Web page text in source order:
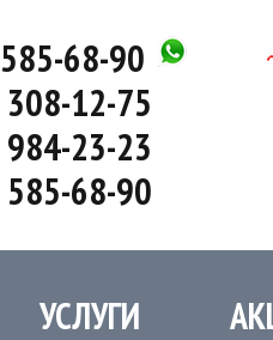
585-68-90
308-12-75
984-23-23
585-68-90
УСЛУГИ